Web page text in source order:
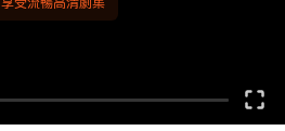
享受流暢高清劇集